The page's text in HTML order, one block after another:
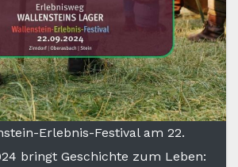
Erlebnis-Festival am 22.
bringt Geschichte zum Leben: